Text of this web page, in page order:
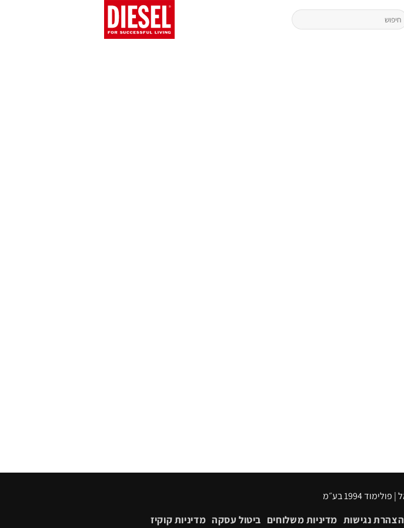
הצהרת נגישות מדיניות משלוחים ביטול עסקה מדיניות קוקיז